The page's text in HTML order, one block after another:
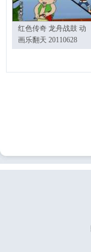
红色传奇 龙舟战鼓 动
画乐翻天 20110628